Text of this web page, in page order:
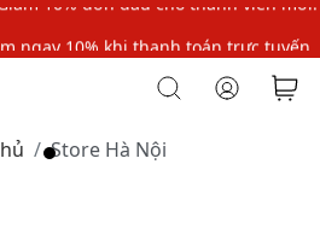
10% đơn đầu cho thành viên mới!
10% đơn đầu cho thành viên mới!
Store Hà Nội